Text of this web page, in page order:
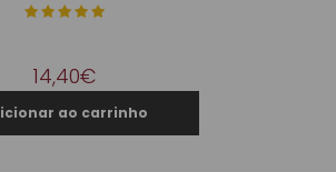
14,40€